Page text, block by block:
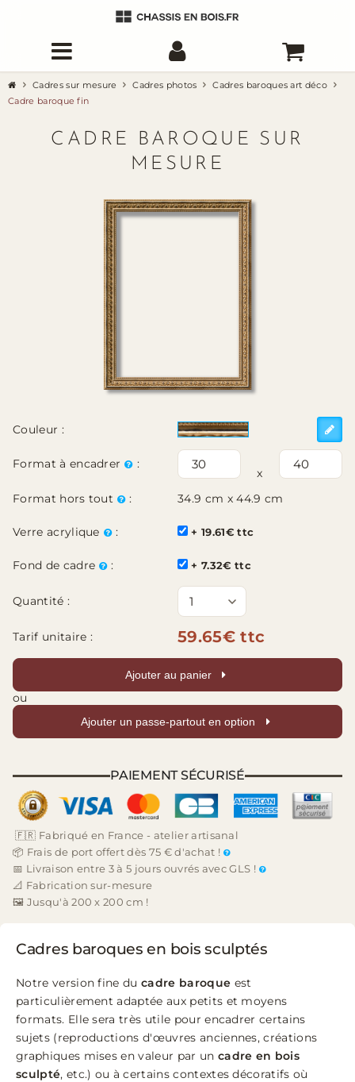
Cadres sur mesure Cadres photos
Cadres baroques art déco
Cadre baroque fin
CADRE BAROQUE SUR
MESURE
Couleur :
Format à encadrer :
x
Format hors tout
: 34.9 cm x 44.9 cm
Verre acrylique : + 19.61€ ttc
Fond de cadre : + 7.32€ ttc
Quantité :
Tarif unitaire : 59.65€ ttc
Ajouter au panier
ou
Ajouter un passe-partout en option
PAIEMENT SÉCURISÉ
🇫🇷 Fabriqué en France - atelier artisanal
📦 Frais de port offert dès 75 € d'achat !
📅 Livraison entre 3 à 5 jours ouvrés avec GLS !
📐 Fabrication sur-mesure
🖼️ Jusqu'à 200 x 200 cm !
Cadres baroques en bois sculptés
Notre version fine ducadre baroque est
particulièrement adaptée aux petits et moyens
formats. Elle sera très utile pour encadrer certains
sujets (reproductions d'œuvres anciennes, créations
graphiques mises en valeur par un cadre en bois
sculpté, etc.) ou à certains contextes décoratifs où